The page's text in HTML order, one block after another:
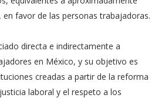
en favor de las personas trabajadoras.
directa e indirectamente a
en México, y su objetivo es
creadas a partir de la reforma
laboral y el respeto a los